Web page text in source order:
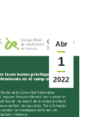
Abr
1
2022